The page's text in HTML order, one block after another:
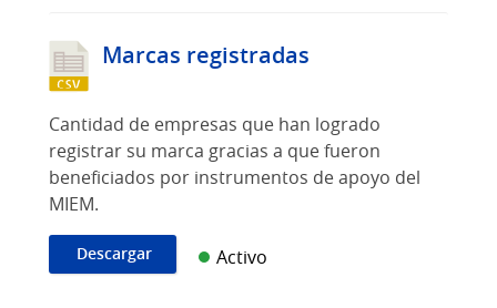
Marcas registradas
Cantidad de empresas que han logrado
registrar su marca gracias a que fueron
beneficiados por instrumentos de apoyo del
MIEM.
Descargar Activo